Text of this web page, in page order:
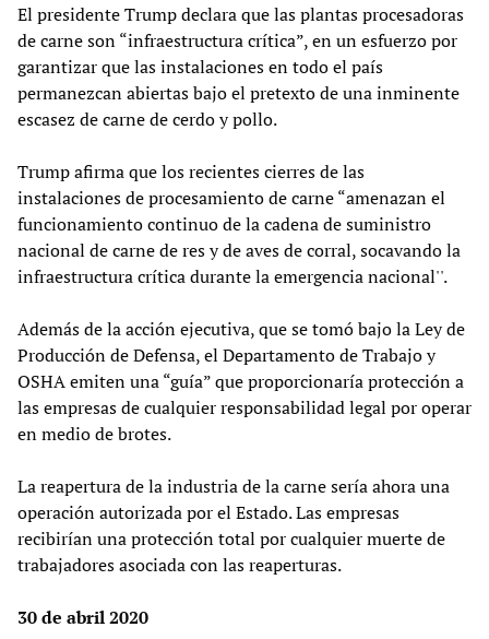
El presidente Trump declara que las plantas procesadoras
de carne son “infraestructura crítica”, en un esfuerzo por
garantizar que las instalaciones en todo el país
permanezcan abiertas bajo el pretexto de una inminente
escasez de carne de cerdo y pollo.
Trump afirma que los recientes cierres de las
instalaciones de procesamiento de carne “amenazan el
funcionamiento continuo de la cadena de suministro
nacional de carne de res y de aves de corral, socavando la
infraestructura crítica durante la emergencia nacional''.
Además de la acción ejecutiva, que se tomó bajo la Ley de
Producción de Defensa, el Departamento de Trabajo y
OSHA emiten una “guía” que proporcionaría protección a
las empresas de cualquier responsabilidad legal por operar
en medio de brotes.
La reapertura de la industria de la carne sería ahora una
operación autorizada por el Estado. Las empresas
recibirían una protección total por cualquier muerte de
trabajadores asociada con las reaperturas.
30 de abril 2020